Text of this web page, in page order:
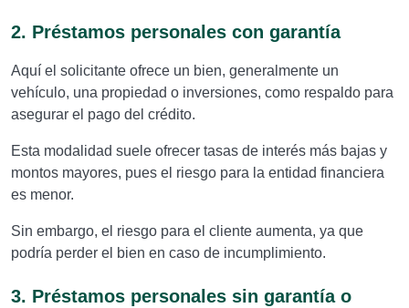
2. Préstamos personales con garantía
Aquí el solicitante ofrece un bien, generalmente un
vehículo, una propiedad o inversiones, como respaldo para
asegurar el pago del crédito.
Esta modalidad suele ofrecer tasas de interés más bajas y
montos mayores, pues el riesgo para la entidad financiera
es menor.
Sin embargo, el riesgo para el cliente aumenta, ya que
podría perder el bien en caso de incumplimiento.
3. Préstamos personales sin garantía o